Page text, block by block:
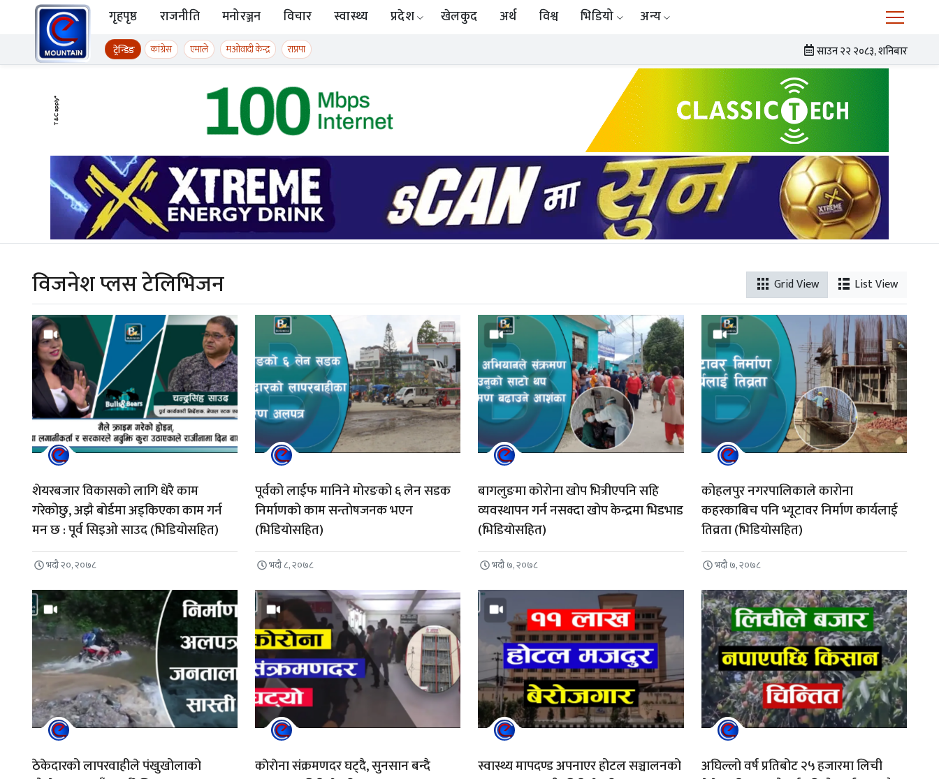
Skip to content
ईमाउण्टेन समाचार
गृहपृष्ठ राजनीति मनोरञ्जन विचार स्वास्थ्य प्रदेश खेलकुद अर्थ विश्व भिडियो अन्य
ट्रेन्डिङ कांग्रेस एमाले मओवादी केन्द्र राप्रपा साउन २२ २०८३, शनिबार
विजनेश प्लस टेलिभिजन Grid View List View
शेयरबजार विकासको लागि धेरै काम
गरेकोछु, अझै बोर्डमा अड्किएका काम गर्न
मन छ : पूर्व सिइओ साउद (भिडियोसहित)
भदौ २०, २०७८
पूर्वको लाईफ मानिने मोरङको ६ लेन सडक
निर्माणको काम सन्तोषजनक भएन
(भिडियाेसहित)
भदौ ८, २०७८
बागलुङमा कोरोना खोप भित्रीएपनि सहि
व्यवस्थापन गर्न नसक्दा खोप केन्द्रमा भिडभाड
(भिडियाेसहित)
भदौ ७, २०७८
कोहलपुर नगरपालिकाले कारोना
कहरकाबिच पनि भ्यूटावर निर्माण कार्यलाई
तिव्रता (भिडियाेसहित)
भदौ ७, २०७८
ठेकेदारको लापरवाहीले पंखुखोलाको
काेराेना संक्रमणदर घट्दै, सुनसान बन्दै
स्वास्थ्य मापदण्ड अपनाएर होटल सञ्चालनको
अघिल्लो वर्ष प्रतिबोट २५ हजारमा लिची